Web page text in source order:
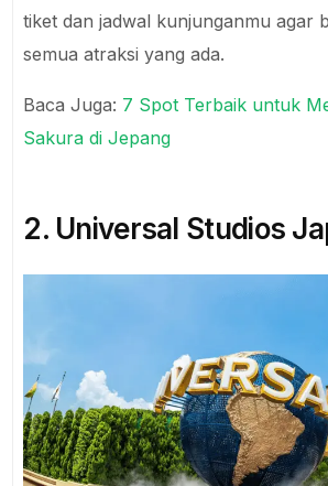
tiket dan jadwal kunjunganmu agar
semua atraksi yang ada.
Baca Juga: 7 Spot Terbaik untuk
Sakura di Jepang
2. Universal Studios